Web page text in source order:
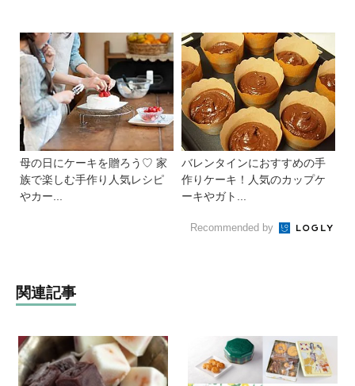
母の日にケーキを贈ろう♡ 家
族で楽しむ手作り人気レシピ
やカー...
バレンタインにおすすめの手
作りケーキ！人気のカップケ
ーキやガト...
Recommended by
関連記事